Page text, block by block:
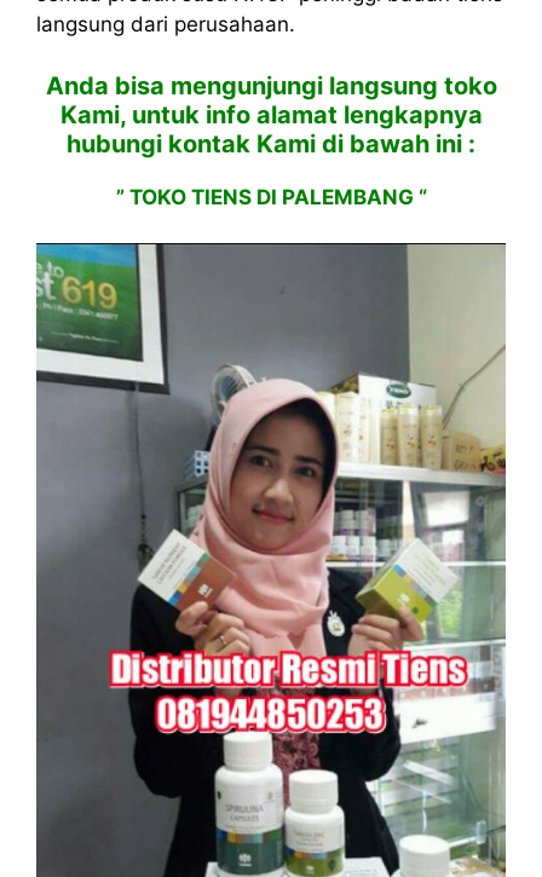
langsung dari perusahaan.
Anda bisa mengunjungi langsung toko
Kami, untuk info alamat lengkapnya
hubungi kontak Kami di bawah ini :
” TOKO TIENS DI PALEMBANG “